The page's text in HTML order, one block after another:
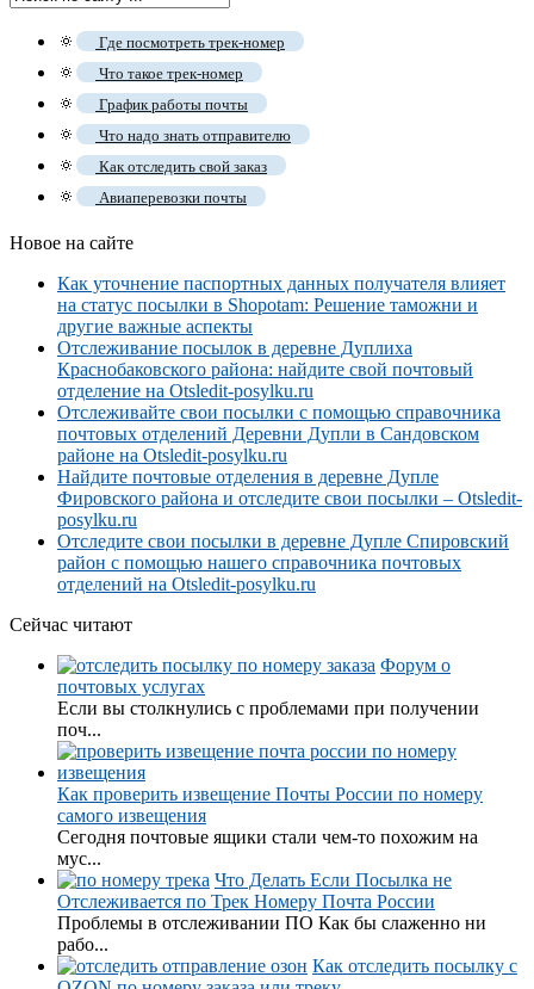
🔅 Где посмотреть трек-номер
🔅 Что такое трек-номер
🔅 График работы почты
🔅 Что надо знать отправителю
🔅 Как отследить свой заказ
🔅 Авиаперевозки почты
Новое на сайте
Как уточнение паспортных данных получателя влияет
на статус посылки в Shopotam: Решение таможни и
другие важные аспекты
Отслеживание посылок в деревне Дуплиха
Краснобаковского района: найдите свой почтовый
отделение на Otsledit-posylku.ru
Отслеживайте свои посылки с помощью справочника
почтовых отделений Деревни Дупли в Сандовском
районе на Otsledit-posylku.ru
Найдите почтовые отделения в деревне Дупле
Фировского района и отследите свои посылки – Otsledit-
posylku.ru
Отследите свои посылки в деревне Дупле Спировский
район с помощью нашего справочника почтовых
отделений на Otsledit-posylku.ru
Сейчас читают
Форум о
почтовых услугах
Если вы столкнулись с проблемами при получении
поч...
Как проверить извещение Почты России по номеру
самого извещения
Сегодня почтовые ящики стали чем-то похожим на
мус...
Что Делать Если Посылка не
Отслеживается по Трек Номеру Почта России
Проблемы в отслеживании ПО Как бы слаженно ни
рабо...
Как отследить посылку с